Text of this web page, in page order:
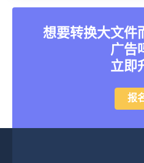
想要转换大文件
广告
立即
报